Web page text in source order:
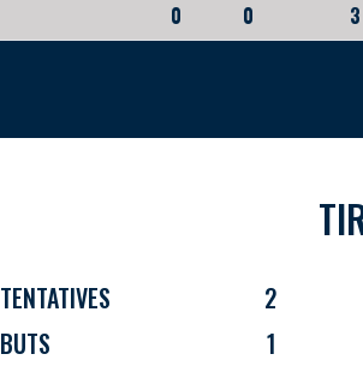
0 0 3
TENTATIVES
2
BUTS
1